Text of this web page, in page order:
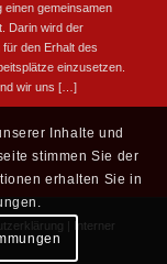
gemeinsamen
Darin wird der
den Erhalt des
einzusetzen.
wir uns […]
Interner
Inhalte und
stimmen Sie der
erhalten Sie in